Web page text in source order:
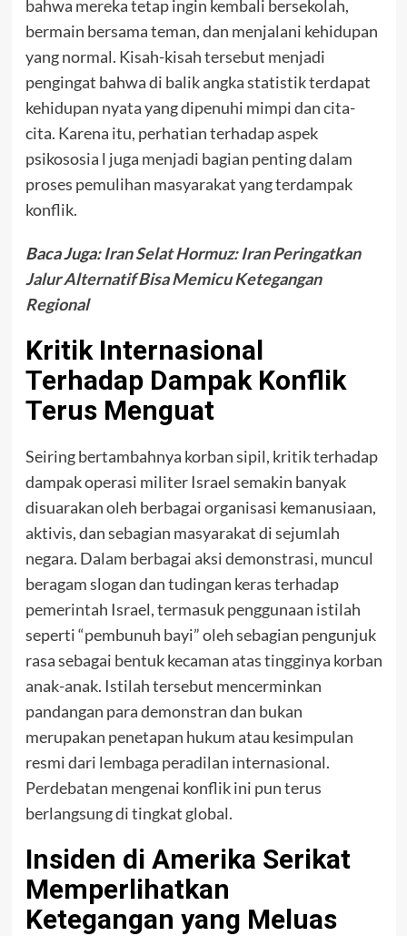
bahwa mereka tetap ingin kembali bersekolah,
bermain bersama teman, dan menjalani kehidupan
yang normal. Kisah-kisah tersebut menjadi
pengingat bahwa di balik angka statistik terdapat
kehidupan nyata yang dipenuhi mimpi dan cita-
cita. Karena itu, perhatian terhadap aspek
psikososia l juga menjadi bagian penting dalam
proses pemulihan masyarakat yang terdampak
konflik.
Baca Juga:Iran Selat Hormuz: Iran Peringatkan
Jalur Alternatif Bisa Memicu Ketegangan
Regional
Kritik Internasional
Terhadap Dampak Konflik
Terus Menguat
Seiring bertambahnya korban sipil, kritik terhadap
dampak operasi militer Israel semakin banyak
disuarakan oleh berbagai organisasi kemanusiaan,
aktivis, dan sebagian masyarakat di sejumlah
negara. Dalam berbagai aksi demonstrasi, muncul
beragam slogan dan tudingan keras terhadap
pemerintah Israel, termasuk penggunaan istilah
seperti “pembunuh bayi” oleh sebagian pengunjuk
rasa sebagai bentuk kecaman atas tingginya korban
anak-anak. Istilah tersebut mencerminkan
pandangan para demonstran dan bukan
merupakan penetapan hukum atau kesimpulan
resmi dari lembaga peradilan internasional.
Perdebatan mengenai konflik ini pun terus
berlangsung di tingkat global.
Insiden di Amerika Serikat
Memperlihatkan
Ketegangan yang Meluas